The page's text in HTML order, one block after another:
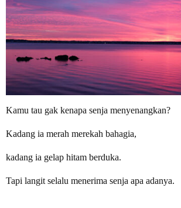
Kamu tau gak kenapa senja menyenangkan?
Kadang ia merah merekah bahagia,
kadang ia gelap hitam berduka.
Tapi langit selalu menerima senja apa adanya.